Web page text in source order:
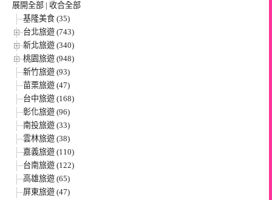
展開全部 | 收合全部
基隆美食 (35)
台北旅遊 (743)
新北旅遊 (340)
桃園旅遊 (948)
新竹旅遊 (93)
苗栗旅遊 (47)
台中旅遊 (168)
彰化旅遊 (96)
南投旅遊 (33)
雲林旅遊 (38)
嘉義旅遊 (110)
台南旅遊 (122)
高雄旅遊 (65)
屏東旅遊 (47)